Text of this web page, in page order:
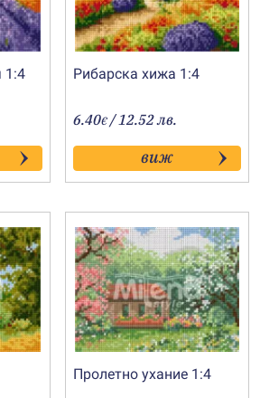
1:4 Рибарска хижа 1:4
6.40€ / 12.52 лв.
виж
Пролетно ухание 1:4